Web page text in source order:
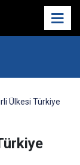
Ülkesi Türkiye